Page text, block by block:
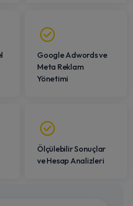
Google Adwords ve
Meta Reklam
Yönetimi
Ölçülebilir Sonuçlar
ve Hesap Analizleri